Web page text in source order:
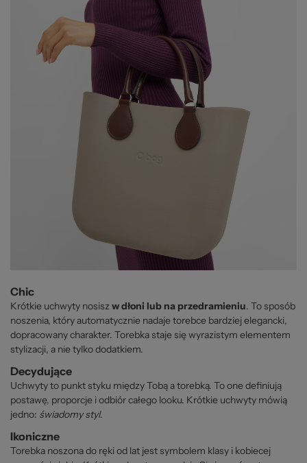
Chic
Krótkie uchwyty nosiszw dłoni lub na przedramieniu. To sposób
noszenia, który automatycznie nadaje torebce bardziej elegancki,
dopracowany charakter. Torebka staje się wyrazistym elementem
stylizacji, a nie tylko dodatkiem.
Decydujące
Uchwyty to punkt styku między Tobą a torebką. To one definiują
postawę, proporcje i odbiór całego looku. Krótkie uchwyty mówią
jedno: świadomy styl.
Ikoniczne
Torebka noszona do ręki od lat jest symbolem klasy i kobiecej